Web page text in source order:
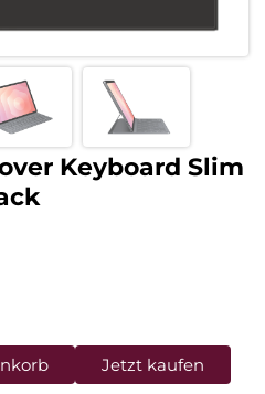
Keyboard Slim
Jetzt kaufen